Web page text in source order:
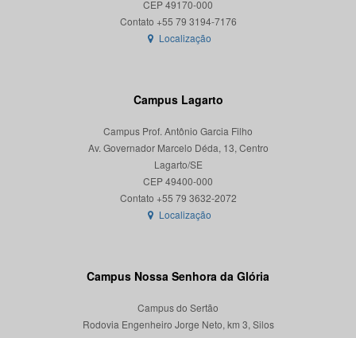
CEP 49170-000
Localização
Campus Lagarto
Campus Prof. Antônio Garcia Filho
Av. Governador Marcelo Déda, 13, Centro
Lagarto/SE
CEP 49400-000
Localização
Campus Nossa Senhora da Glória
Campus do Sertão
Rodovia Engenheiro Jorge Neto, km 3, Silos